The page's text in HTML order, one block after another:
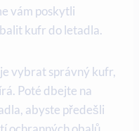
vám poskytli
kufr do letadla.
vybrat správný kufr,
Poté dbejte na
abyste předešli